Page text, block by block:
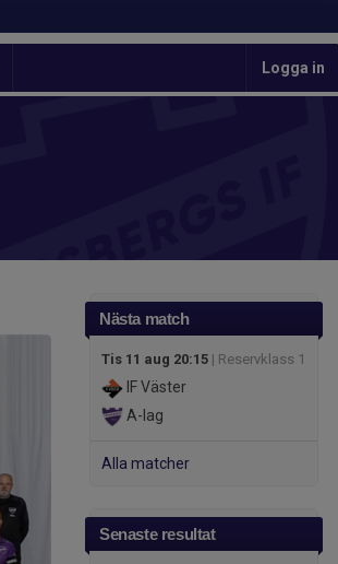
Logga in
Nästa match
Tis 11 aug 20:15 | Reservklass 1
IF Väster
A-lag
Alla matcher
Senaste resultat